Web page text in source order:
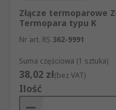
Złącze termoparowe
Termopara typu K
Nr art. RS 362-9991
Suma częściowa (1 sztuka)
38,02 zł(bez VAT)
Ilość